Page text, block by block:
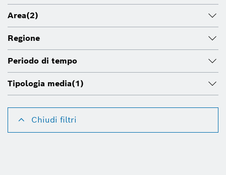
Area(2)
Regione
Periodo di tempo
Tipologia media(1)
Chiudi filtri